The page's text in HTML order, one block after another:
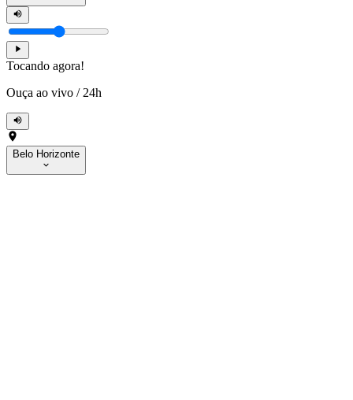
Tocando agora!
Ouça ao vivo / 24h
Belo Horizonte